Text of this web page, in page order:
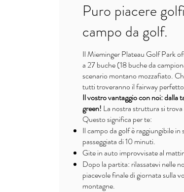
Puro piacere
campo da golf.
Il Mieminger Plateau Golf Park
a 27 buche (18 buche da
scenario montano mozzafiato.
tutti troveranno il fairway
Il vostro vantaggio con noi: dalla
green! La nostra struttura si
Questo significa per te:
Il campo da golf è raggiungibile
passeggiata di 10 minuti.
Gite in auto improvvisate al
Dopo la partita: rilassatevi nelle
piacevole finale di giornata sulla
montagne.